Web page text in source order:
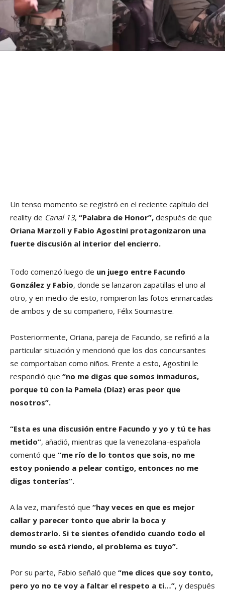
Un tenso momento se registró en el reciente capítulo del
reality de Canal 13, “Palabra de Honor”, después de que
Oriana Marzoli y Fabio Agostini protagonizaron una
fuerte discusión al interior del encierro.
Todo comenzó luego de un juego entre Facundo
González y Fabio, donde se lanzaron zapatillas el uno al
otro, y en medio de esto, rompieron las fotos enmarcadas
de ambos y de su compañero, Félix Soumastre.
Posteriormente, Oriana, pareja de Facundo, se refirió a la
particular situación y mencionó que los dos concursantes
se comportaban como niños. Frente a esto, Agostini le
respondió que “no me digas que somos inmaduros,
porque tú con la Pamela (Díaz) eras peor que
nosotros”.
“Esta es una discusión entre Facundo y yo y tú te has
metido”, añadió, mientras que la venezolana-española
comentó que “me río de lo tontos que sois, no me
estoy poniendo a pelear contigo, entonces no me
digas tonterías”.
A la vez, manifestó que “hay veces en que es mejor
callar y parecer tonto que abrir la boca y
demostrarlo. Si te sientes ofendido cuando todo el
mundo se está riendo, el problema es tuyo”.
Por su parte, Fabio señaló que “me dices que soy tonto,
pero yo no te voy a faltar el respeto a ti…”, y después